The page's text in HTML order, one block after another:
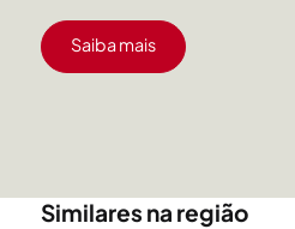
Saiba mais
Similares na região